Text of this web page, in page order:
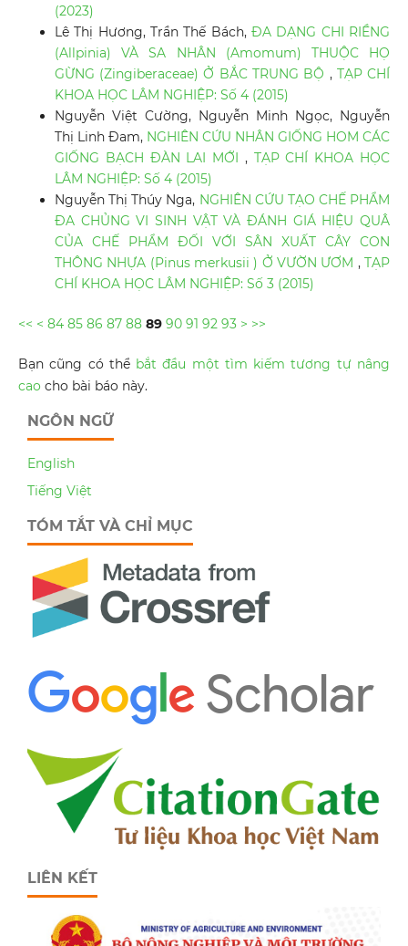
(2023)
Lê Thị Hương, Trần Thế Bách,ĐA DẠNG CHI RIỀNG
(Allpinia) VÀ SA NHÂN (Amomum) THUỘC HỌ
GỪNG (Zingiberaceae) Ở BẮC TRUNG BỘ , TẠP CHÍ
KHOA HỌC LÂM NGHIỆP: Số 4 (2015)
Nguyễn Việt Cường, Nguyễn Minh Ngọc, Nguyễn
Thị Linh Đam, NGHIÊN CỨU NHÂN GIỐNG HOM CÁC
GIỐNG BẠCH ĐÀN LAI MỚI , TẠP CHÍ KHOA HỌC
LÂM NGHIỆP: Số 4 (2015)
Nguyễn Thị Thúy Nga, NGHIÊN CỨU TẠO CHẾ PHẨM
ĐA CHỦNG VI SINH VẬT VÀ ĐÁNH GIÁ HIỆU QUÂ
CỦA CHẾ PHẨM ĐỐI VỚI SÂN XUẤT CÂY CON
THÔNG NHỰA (Pinus merkusii ) Ở VƯỜN ƯƠM ,TẠP
CHÍ KHOA HỌC LÂM NGHIỆP: Số 3 (2015)
<< < 84 85 86 87 88 89 90 91 92 93 > >>
Bạn cũng có thể bắt đầu một tìm kiếm tương tự nâng
cao cho bài báo này.
NGÔN NGỮ
English
Tiếng Việt
TÓM TẮT VÀ CHỈ MỤC
LIÊN KẾT